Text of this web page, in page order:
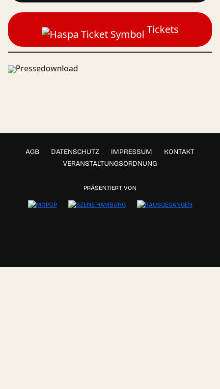
Tickets
Pressedownload
AGB DATENSCHUTZ IMPRESSUM
KONTAKT
VERANSTALTUNGSORDNUNG
PRÄSENTIERT VON